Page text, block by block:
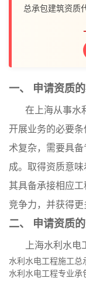
总承包建筑资质
一、 申请资质
在上海从事水
开展业务的必要
术复杂，需要具
成。取得资质意
其具备承接相应
竞争力，并获得更
二、 申请资质的
上海水利水电
水利水电工程施工总
水利水电工程专业承